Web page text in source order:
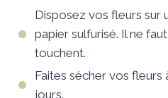
Disposez vos fleurs sur
papier sulfurisé. Il ne faut
touchent.
Faites sécher vos fleurs
jours.